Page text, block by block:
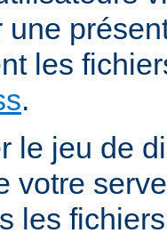
une
les
.
le jeu de
votre
les